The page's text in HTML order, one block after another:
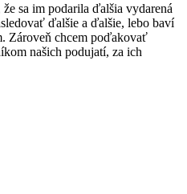
sa im podarila ďalšia vydarená
ďalšie a ďalšie, lebo baví
Zároveň chcem poďakovať
našich podujatí, za ich